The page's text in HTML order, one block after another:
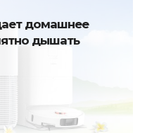
домашнее
дышать